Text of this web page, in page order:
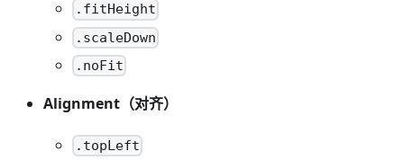
.fitHeight
.scaleDown
.noFit
Alignment（对齐）
.topLeft